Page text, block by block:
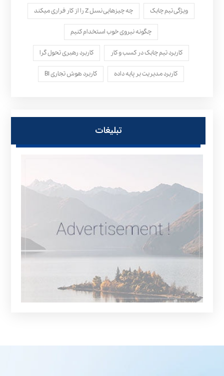
ویژگی تیم چابک چه چیزهایی نسل Z را از کار فراری میکند
چگونه نیروی خوب استخدام کنیم
کاربرد تیم چابک در کسب و کار کاربرد رهبری تحول‌ گرا
کاربرد مدیریت بر پایه داده کاربرد هوش تجاری BI
تبلیغات